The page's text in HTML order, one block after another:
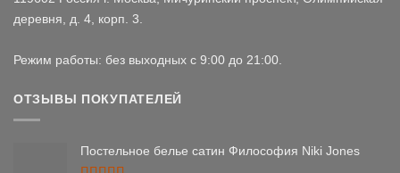
деревня, д. 4, корп. 3.
Режим работы: без выходных с 9:00 до 21:00.
ОТЗЫВЫ ПОКУПАТЕЛЕЙ
Постельное белье сатин Философия Niki Jones